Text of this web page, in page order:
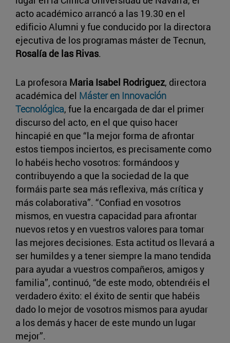
acto académico arrancó a las 19.30 en el
edificio Alumni y fue conducido por la directora
ejecutiva de los programas máster de Tecnun,
Rosalía de las Rivas.
La profesora Maria Isabel Rodriguez, directora
académica del Máster en Innovación
Tecnológica, fue la encargada de dar el primer
discurso del acto, en el que quiso hacer
hincapié en que “la mejor forma de afrontar
estos tiempos inciertos, es precisamente como
lo habéis hecho vosotros: formándoos y
contribuyendo a que la sociedad de la que
formáis parte sea más reflexiva, más crítica y
más colaborativa”. “Confiad en vosotros
mismos, en vuestra capacidad para afrontar
nuevos retos y en vuestros valores para tomar
las mejores decisiones. Esta actitud os llevará a
ser humildes y a tener siempre la mano tendida
para ayudar a vuestros compañeros, amigos y
familia”, continuó, “de este modo, obtendréis el
verdadero éxito: el éxito de sentir que habéis
dado lo mejor de vosotros mismos para ayudar
a los demás y hacer de este mundo un lugar
mejor”.